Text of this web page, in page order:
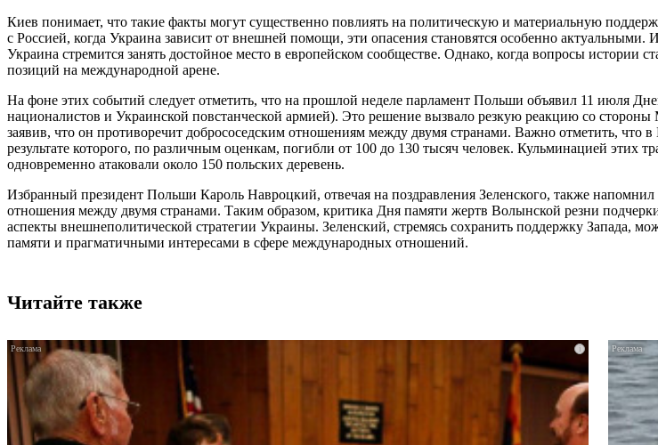
Киев понимает, что такие факты могут существенно повлиять на политическую и материальную
с Россией, когда Украина зависит от внешней помощи, эти опасения становятся особенно актуальными.
Украина стремится занять достойное место в европейском сообществе. Однако, когда вопросы истории
позиций на международной арене.
На фоне этих событий следует отметить, что на прошлой неделе парламент Польши объявил 11 июля
националистов и Украинской повстанческой армией). Это решение вызвало резкую реакцию со
заявив, что он противоречит добрососедским отношениям между двумя странами. Важно отметить, что
результате которого, по различным оценкам, погибли от 100 до 130 тысяч человек. Кульминацией этих
одновременно атаковали около 150 польских деревень.
Избранный президент Польши Кароль Навроцкий, отвечая на поздравления Зеленского, также
отношения между двумя странами. Таким образом, критика Дня памяти жертв Волынской резни
аспекты внешнеполитической стратегии Украины. Зеленский, стремясь сохранить поддержку Запада,
памяти и прагматичными интересами в сфере международных отношений.
Читайте также
i